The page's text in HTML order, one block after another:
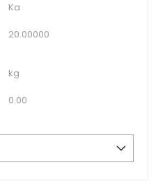
Ka
20.00000
kg
0.00